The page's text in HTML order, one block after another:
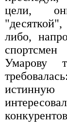
цели,
либо,
Умарову